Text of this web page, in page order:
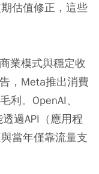
估值修正，這些
業模式與穩定收
，Meta推出消費
利。OpenAI、
過API（應用程
當年僅靠流量支